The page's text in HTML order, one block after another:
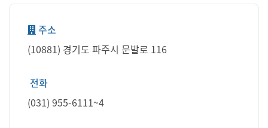
주소
(10881) 경기도 파주시 문발로 116
전화
(031) 955-6111~4